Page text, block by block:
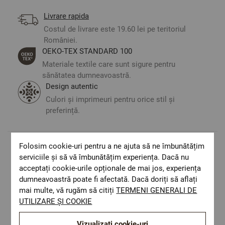
Livrare rapida
Costul de livrare este 19.60 lei pe teritoriul
României.
ОЕКО-ТЕX STANDARD 100
Materiale textile care sunt sigure pentru
sănătatea dumneavoastră.
Design autentic
Culori și imprimeuri pentru orice stil și
preferință.
Optiuni de a combina
Folosim cookie-uri pentru a ne ajuta să ne îmbunătățim
serviciile și să vă îmbunătățim experiența. Dacă nu
acceptați cookie-urile opționale de mai jos, experiența
dumneavoastră poate fi afectată. Dacă doriți să aflați
mai multe, vă rugăm să citițiTERMENI GENERALI DE
UTILIZARE ȘI COOKIE